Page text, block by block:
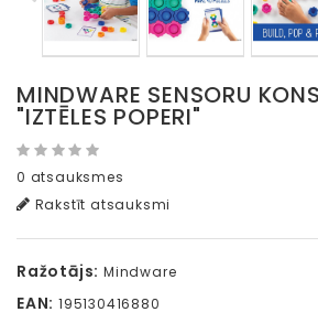
MINDWARE SENSORU
"IZTĒLES POPERI"
0 atsauksmes
Rakstīt atsauksmi
Ražotājs: Mindware
EAN: 195130416880